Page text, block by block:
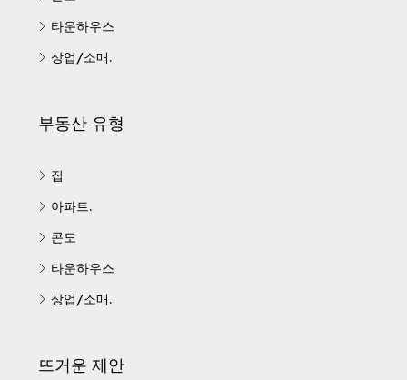
타운하우스
상업/소매.
부동산 유형
집
아파트.
콘도
타운하우스
상업/소매.
뜨거운 제안